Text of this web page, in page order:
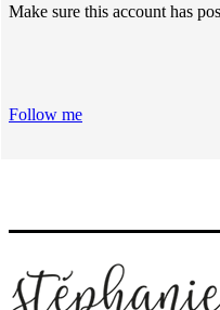
Make sure this account has
Follow me